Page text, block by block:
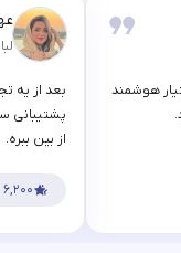
هوشمند
بعد از یه
پشتیبانی
از بین ببره.
۶,۲۰۰